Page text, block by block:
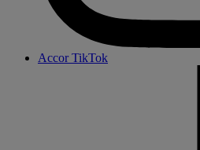
Accor TikTok